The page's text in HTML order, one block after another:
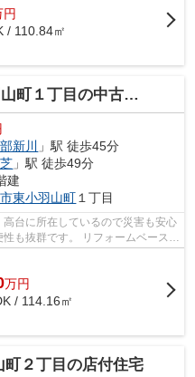
円
/ 110.84㎡
１丁目の中古一戸建
新川
」駅 徒歩45分
」駅 徒歩49分
建
東小羽山町 １丁目
台に所在しているので災害も安心
も抜群です。 リフォームベースに
万円
/ 114.16㎡
町２丁目の店付住宅